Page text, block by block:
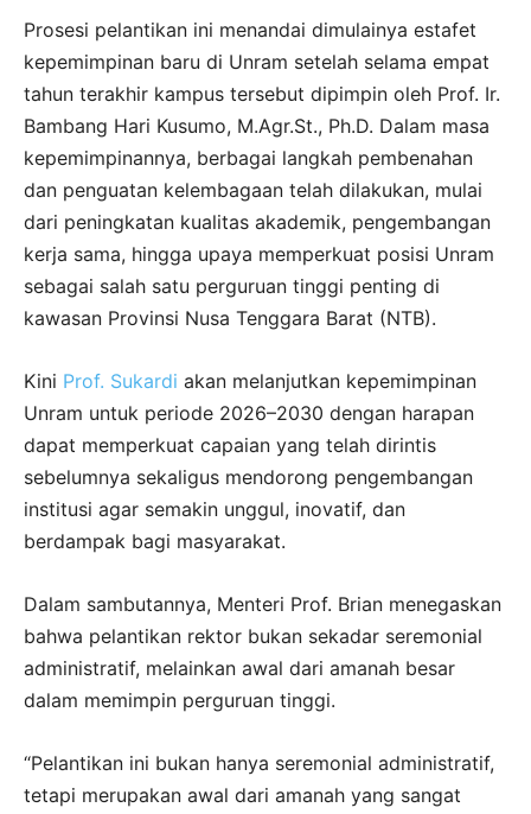
Prosesi pelantikan ini menandai dimulainya estafet
kepemimpinan baru di Unram setelah selama empat
tahun terakhir kampus tersebut dipimpin oleh Prof. Ir.
Bambang Hari Kusumo, M.Agr.St., Ph.D. Dalam masa
kepemimpinannya, berbagai langkah pembenahan
dan penguatan kelembagaan telah dilakukan, mulai
dari peningkatan kualitas akademik, pengembangan
kerja sama, hingga upaya memperkuat posisi Unram
sebagai salah satu perguruan tinggi penting di
kawasan Provinsi Nusa Tenggara Barat (NTB).
Kini Prof. Sukardi akan melanjutkan kepemimpinan
Unram untuk periode 2026–2030 dengan harapan
dapat memperkuat capaian yang telah dirintis
sebelumnya sekaligus mendorong pengembangan
institusi agar semakin unggul, inovatif, dan
berdampak bagi masyarakat.
Dalam sambutannya, Menteri Prof. Brian menegaskan
bahwa pelantikan rektor bukan sekadar seremonial
administratif, melainkan awal dari amanah besar
dalam memimpin perguruan tinggi.
“Pelantikan ini bukan hanya seremonial administratif,
tetapi merupakan awal dari amanah yang sangat